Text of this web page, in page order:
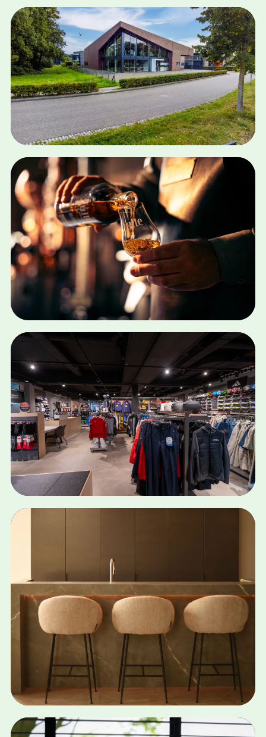
WEBDESIGN · BRANDING · LOGO
BOUKJE KEIZER
Bekijk case
SEO · SOCIAL MEDIA · STRATEGIE
CTS WERKT
Bekijk case
SHOPIFY · SOCIAL MEDIA · DEVELOPMENT
STOKERIJ SCULTE
Bekijk case
MENSINK SCHOENEN
Bekijk case
WEBDESIGN · SEO · CONTENT